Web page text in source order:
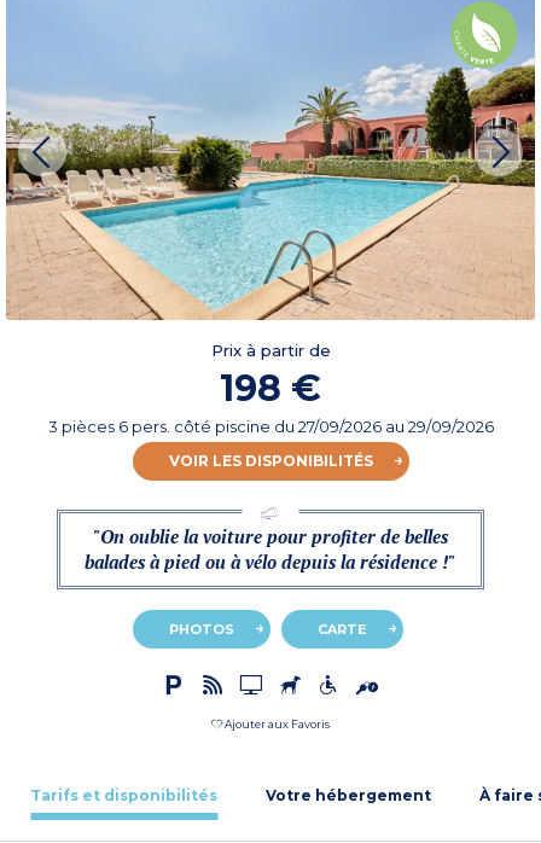
Prix à partir de
198 €
3 pièces 6 pers. côté piscine du 27/09/2026au 29/09/2026
VOIR LES DISPONIBILITÉS
"On oublie la voiture pour profiter de belles
balades à pied ou à vélo depuis la résidence !"
PHOTOS CARTE
Ajouter aux Favoris
Tarifs et disponibilités Votre hébergement À faire